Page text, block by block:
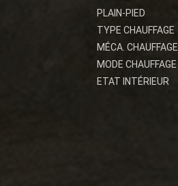
PLAIN-PIED
TYPE CHAUFFAGE
MÉCA. CHAUFFAGE
MODE CHAUFFAGE
ETAT INTÉRIEUR